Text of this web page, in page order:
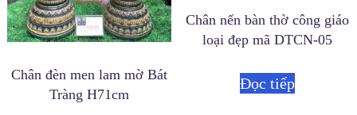
Chân đèn men lam mờ Bát
Tràng H71cm
Chân nến bàn thờ công giáo
loại đẹp mã DTCN-05
Đọc tiếp